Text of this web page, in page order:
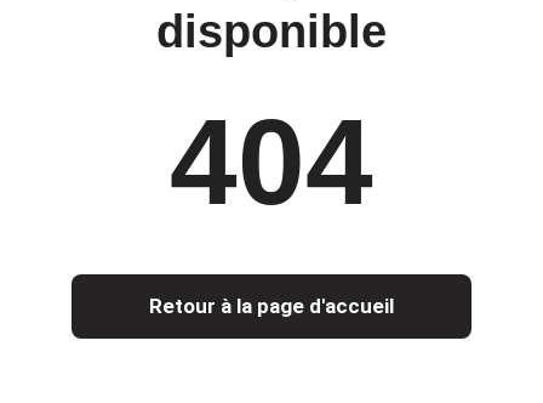
disponible
404
Retour à la page d'accueil